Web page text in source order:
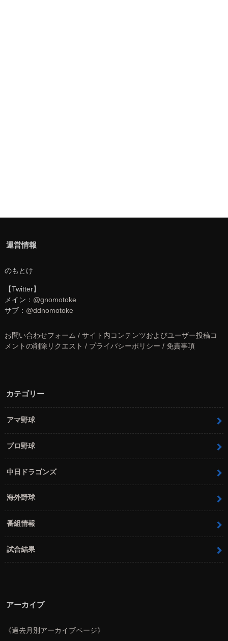
運営情報
のもとけ
【Twitter】
メイン： @gnomotoke
サブ： @ddnomotoke
お問い合わせフォーム / サイト内コンテンツおよびユーザー投稿コ
メントの削除リクエスト / プライバシーポリシー / 免責事項
カテゴリー
アマ野球
プロ野球
中日ドラゴンズ
海外野球
番組情報
試合結果
アーカイブ
《過去月別アーカイブページ》